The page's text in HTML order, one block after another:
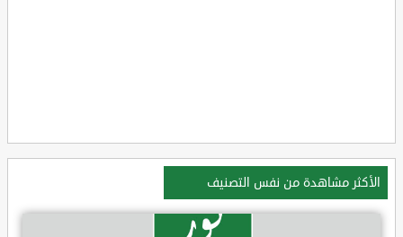
الأكثر مشاهدة من نفس التصنيف